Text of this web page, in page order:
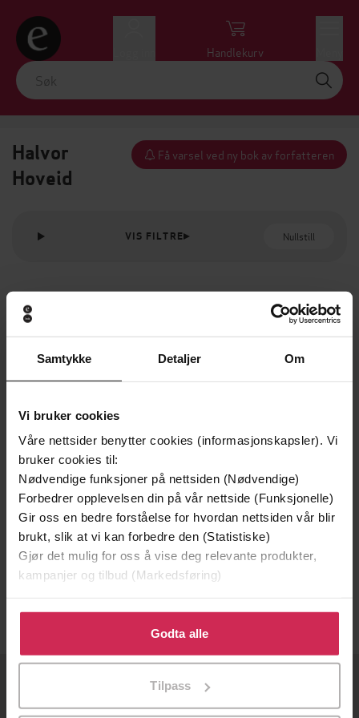
Samtykke Detaljer Om
Vi bruker cookies
Våre nettsider benytter cookies (informasjonskapsler). Vi
bruker cookies til:
Nødvendige funksjoner på nettsiden (Nødvendige)
Forbedrer opplevelsen din på vår nettside (Funksjonelle)
Gir oss en bedre forståelse for hvordan nettsiden vår blir
brukt, slik at vi kan forbedre den (Statistiske)
Gjør det mulig for oss å vise deg relevante produkter,
kampanjer og tilbud (Markedsføring)
Klikk på «Godta alle» for å gi oss ditt samtykke til å
bruke cookies for alle disse formålene. Du kan også
tilpasse ditt samtykke til spesifikke formål ved å klikke
Godta alle
Tilpass
Handlekurv
Halvor
Hoveid
Få varsel ved ny bok av forfatteren
VIS FILTRE Nullstill
299,-
Undervisning som veiledning
Marit Honerød Hoveid